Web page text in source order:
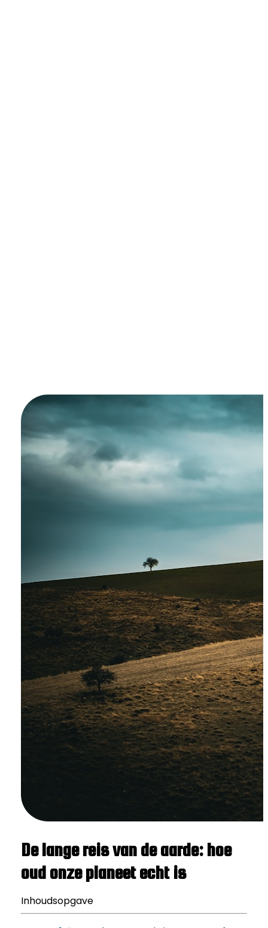
De lange reis van de aarde: hoe
oud onze planeet echt is
Inhoudsopgave